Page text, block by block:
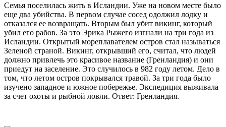
Семья поселилась жить в Исландии. Уже на новом месте было
еще два убийства. В первом случае сосед одолжил лодку и
отказался ее возвращать. Вторым был убит викинг, который
убил его рабов. За это Эрика Рыжего изгнали на три года из
Исландии. Открытый мореплавателем остров стал называться
Зеленой страной. Викинг, открывший его, считал, что людей
должно привлечь это красивое название (Гренландия) и они
приедут на заселение. Это случилось в 982 году летом. Дело в
том, что летом остров покрывался травой. За три года было
изучено западное и южное побережье. Экспедиция выживала
за счет охоты и рыбной ловли. Ответ: Гренландия.